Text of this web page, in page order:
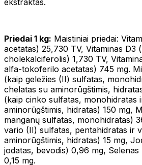
Priedai 1 kg: Maistiniai priedai:
acetatas) 25,730 TV, Vitaminas D3
cholekalciferolis) 1,730 TV,
alfa-tokoferilo acetatas) 745 mg.
(kaip geležies (II) sulfatas,
chelatas su aminorūgštimis,
(kaip cinko sulfatas, monohidratas
aminorūgštimis, hidratas) 150 mg,
manganų sulfatas, monohidratas)
vario (II) sulfatas, pentahidratas ir
aminorūgštimis, hidratas) 15 mg,
jodatas, bevodis) 0,96 mg,
0,15 mg.